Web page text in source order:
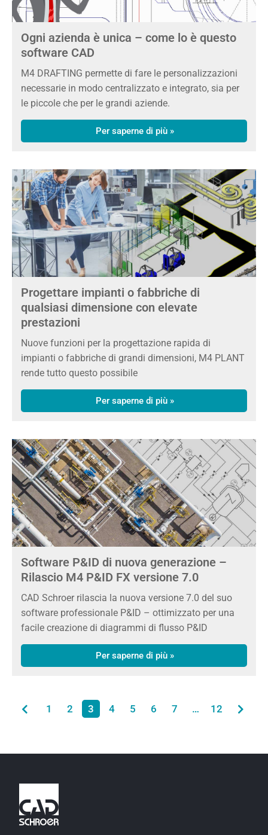
Ogni azienda è unica – come lo è questo
software CAD
M4 DRAFTING permette di fare le personalizzazioni
necessarie in modo centralizzato e integrato, sia per
le piccole che per le grandi aziende.
Per saperne di più »
Progettare impianti o fabbriche di
qualsiasi dimensione con elevate
prestazioni
Nuove funzioni per la progettazione rapida di
impianti o fabbriche di grandi dimensioni, M4 PLANT
rende tutto questo possibile
Per saperne di più »
Software P&ID di nuova generazione –
Rilascio M4 P&ID FX versione 7.0
CAD Schroer rilascia la nuova versione 7.0 del suo
software professionale P&ID – ottimizzato per una
facile creazione di diagrammi di flusso P&ID
Per saperne di più »
1 2 3 4 5 6 7 … 12